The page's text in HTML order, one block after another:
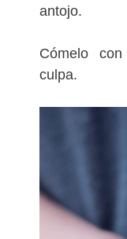
antojo.
Cómelo
culpa.